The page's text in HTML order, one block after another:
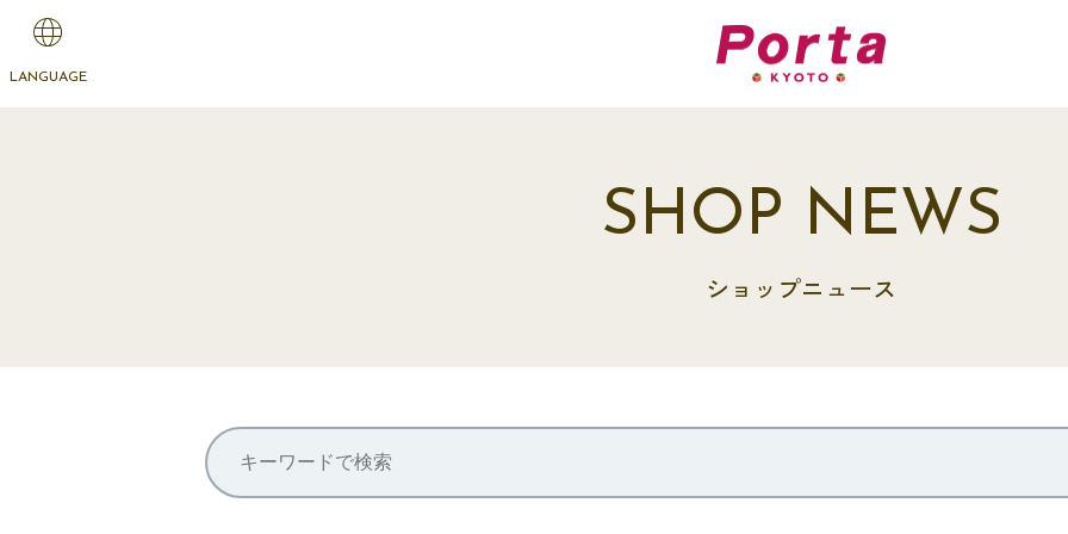
LANGUAGE
SHOP NEWS
ショップニュース